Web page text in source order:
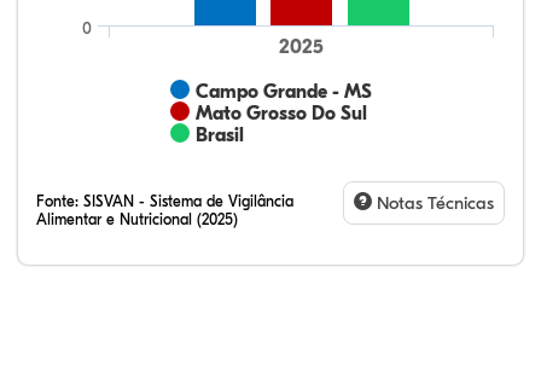
Campo Grande - MS
Mato Grosso Do Sul
Brasil
2025
0
Fonte: SISVAN - Sistema de Vigilância
Alimentar e Nutricional (2025)
Notas Técnicas